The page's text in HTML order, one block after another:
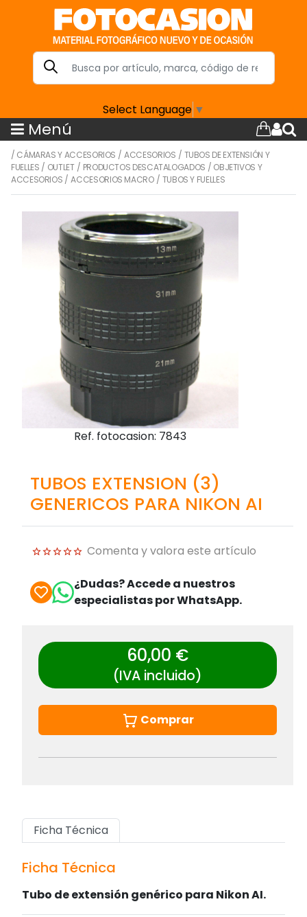
Select Language ▼
Menú
/ CÁMARAS Y ACCESORIOS /ACCESORIOS / TUBOS DE EXTENSIÓN Y
FUELLES / OUTLET/ PRODUCTOS DESCATALOGADOS / OBJETIVOS Y
ACCESORIOS /ACCESORIOS MACRO/ TUBOS Y FUELLES
Ref. fotocasion: 7843
TUBOS EXTENSION (3)
GENERICOS PARA NIKON AI
Comenta y valora este artículo
¿Dudas? Accede a nuestros
especialistas por WhatsApp.
60,00 €
(IVA incluido)
Comprar
Ficha Técnica
Ficha Técnica
Tubo de extensión genérico para Nikon AI.